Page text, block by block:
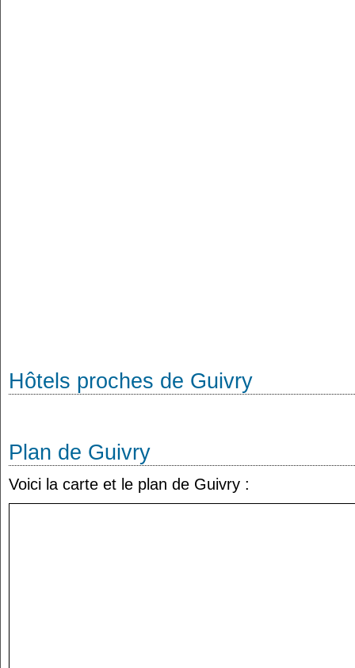
Hôtels proches de Guivry
Plan de Guivry
Voici la carte et le plan de Guivry :